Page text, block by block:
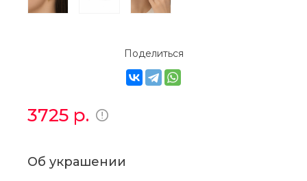
Поделиться
3725 р.
Об украшении